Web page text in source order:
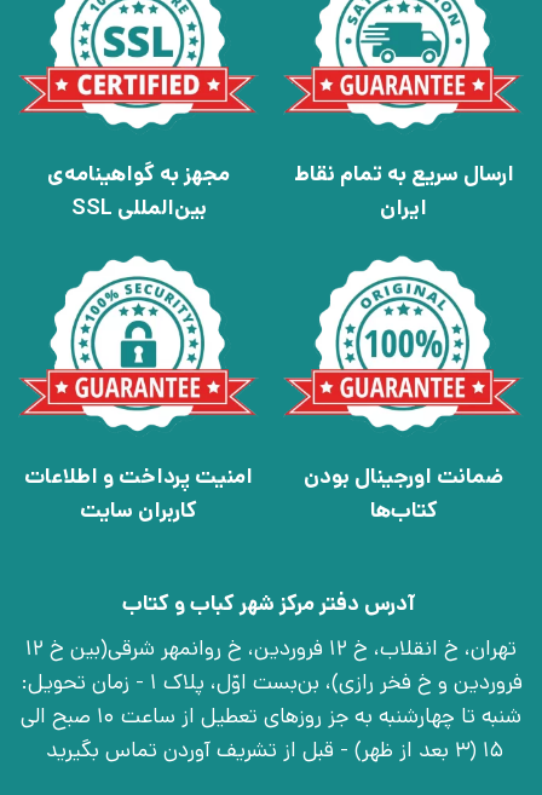
ارسال سریع به تمام نقاط
ایران
مجهز به گواهینامه‌ی
بین‌المللی SSL
ضمانت اورجینال بودن
کتاب‌ها
امنیت پرداخت و اطلاعات
کاربران سایت
آدرس دفتر مرکز شهر کباب و کتاب
تهران، خ انقلاب، خ 12 فروردین، خ روانمهر شرقی(بین خ 12
فروردین و خ فخر رازی)، بن‌بست اوّل، پلاک 1 - زمان تحویل:
شنبه تا چهارشنبه به جز روزهای تعطیل از ساعت 10 صبح الی
15 (3 بعد از ظهر) - قبل از تشریف آوردن تماس بگیرید